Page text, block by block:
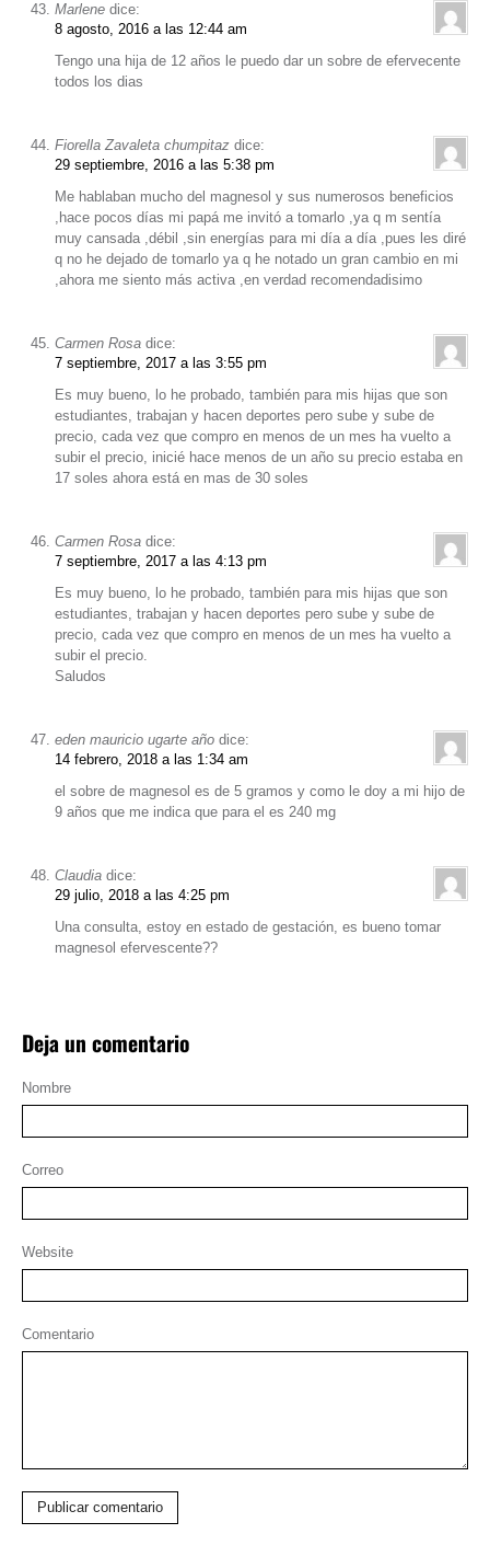
Marlene dice:
8 agosto, 2016 a las 12:44 am
Tengo una hija de 12 años le puedo dar un sobre de efervecente
todos los dias
Fiorella Zavaleta chumpitaz dice:
29 septiembre, 2016 a las 5:38 pm
Me hablaban mucho del magnesol y sus numerosos beneficios
,hace pocos días mi papá me invitó a tomarlo ,ya q m sentía
muy cansada ,débil ,sin energías para mi día a día ,pues les diré
q no he dejado de tomarlo ya q he notado un gran cambio en mi
,ahora me siento más activa ,en verdad recomendadisimo
Carmen Rosa dice:
7 septiembre, 2017 a las 3:55 pm
Es muy bueno, lo he probado, también para mis hijas que son
estudiantes, trabajan y hacen deportes pero sube y sube de
precio, cada vez que compro en menos de un mes ha vuelto a
subir el precio, inicié hace menos de un año su precio estaba en
17 soles ahora está en mas de 30 soles
Carmen Rosa dice:
7 septiembre, 2017 a las 4:13 pm
Es muy bueno, lo he probado, también para mis hijas que son
estudiantes, trabajan y hacen deportes pero sube y sube de
precio, cada vez que compro en menos de un mes ha vuelto a
subir el precio.
Saludos
eden mauricio ugarte año dice:
14 febrero, 2018 a las 1:34 am
el sobre de magnesol es de 5 gramos y como le doy a mi hijo de
9 años que me indica que para el es 240 mg
Claudia dice:
29 julio, 2018 a las 4:25 pm
Una consulta, estoy en estado de gestación, es bueno tomar
magnesol efervescente??
Deja un comentario
Nombre
Correo
Website
Comentario
Publicar comentario